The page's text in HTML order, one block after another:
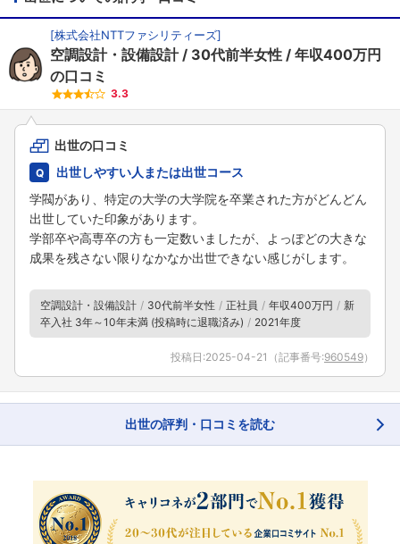
[株式会社NTTファシリティーズ]
空調設計・設備設計 30代前半女性
年収400万円
の口コミ
3.3
出世の口コミ
出世しやすい人または出世コース
学閥があり、特定の大学の大学院を卒業された方がどんどん
出世していた印象があります。
学部卒や高専卒の方も一定数いましたが、よっぽどの大きな
成果を残さない限りなかなか出世できない感じがします。
空調設計・設備設計 30代前半女性 正社員 年収400万円
新
卒入社 3年～10年未満 (投稿時に退職済み)
2021年度
投稿日:2025-04-21 （記事番号:960549）
出世の評判・口コミを読む